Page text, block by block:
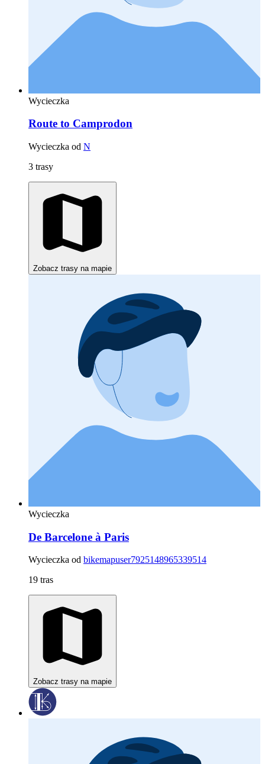
Wycieczka
Route to Camprodon
Wycieczka od N
3 trasy
Zobacz trasy na mapie
Wycieczka
De Barcelone à Paris
Wycieczka od bikemapuser7925148965339514
19 tras
Zobacz trasy na mapie